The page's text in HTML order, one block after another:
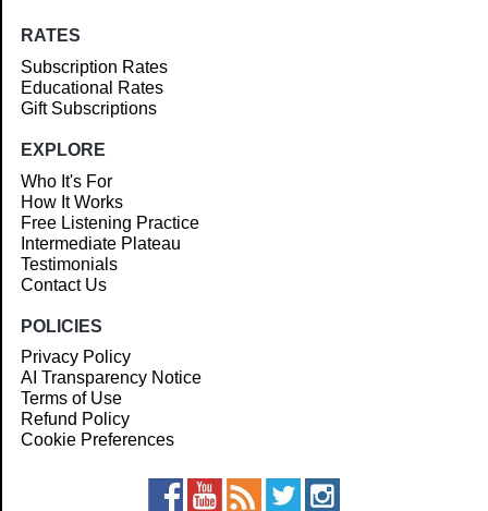
RATES
Subscription Rates
Educational Rates
Gift Subscriptions
EXPLORE
Who It's For
How It Works
Free Listening Practice
Intermediate Plateau
Testimonials
Contact Us
POLICIES
Privacy Policy
AI Transparency Notice
Terms of Use
Refund Policy
Cookie Preferences